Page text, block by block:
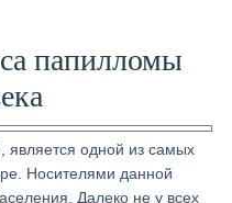
папилломы
одной из самых
Носителями данной
Далеко не у всех